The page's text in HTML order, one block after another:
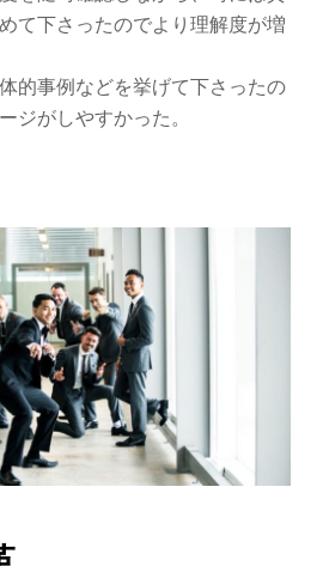
て下さったのでより理解度が増
的事例などを挙げて下さったの
ジがしやすかった。